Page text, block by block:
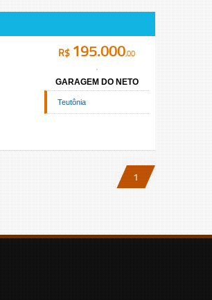
R$ 195.000,00
GARAGEM DO NETO
Teutônia
1